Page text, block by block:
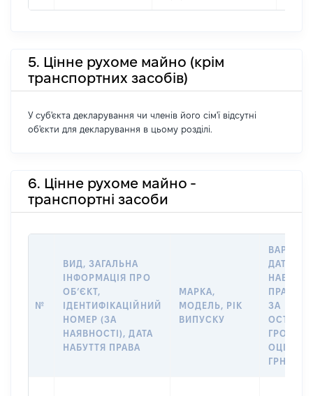
5. Цінне рухоме майно (крім
транспортних засобів)
У суб'єкта декларування чи членів його сім'ї відсутні
об'єкти для декларування в цьому розділі.
6. Цінне рухоме майно -
транспортні засоби
№
ВИД, ЗАГАЛЬНА
ІНФОРМАЦІЯ ПРО
ОБʼЄКТ,
ІДЕНТИФІКАЦІЙНИЙ
НОМЕР (ЗА
НАЯВНОСТІ), ДАТА
НАБУТТЯ ПРАВА
МАРКА,
МОДЕЛЬ, РІК
ВИПУСКУ
ДАТУ
НАБУТТЯ
ПРАВА
ЗА
ГРН